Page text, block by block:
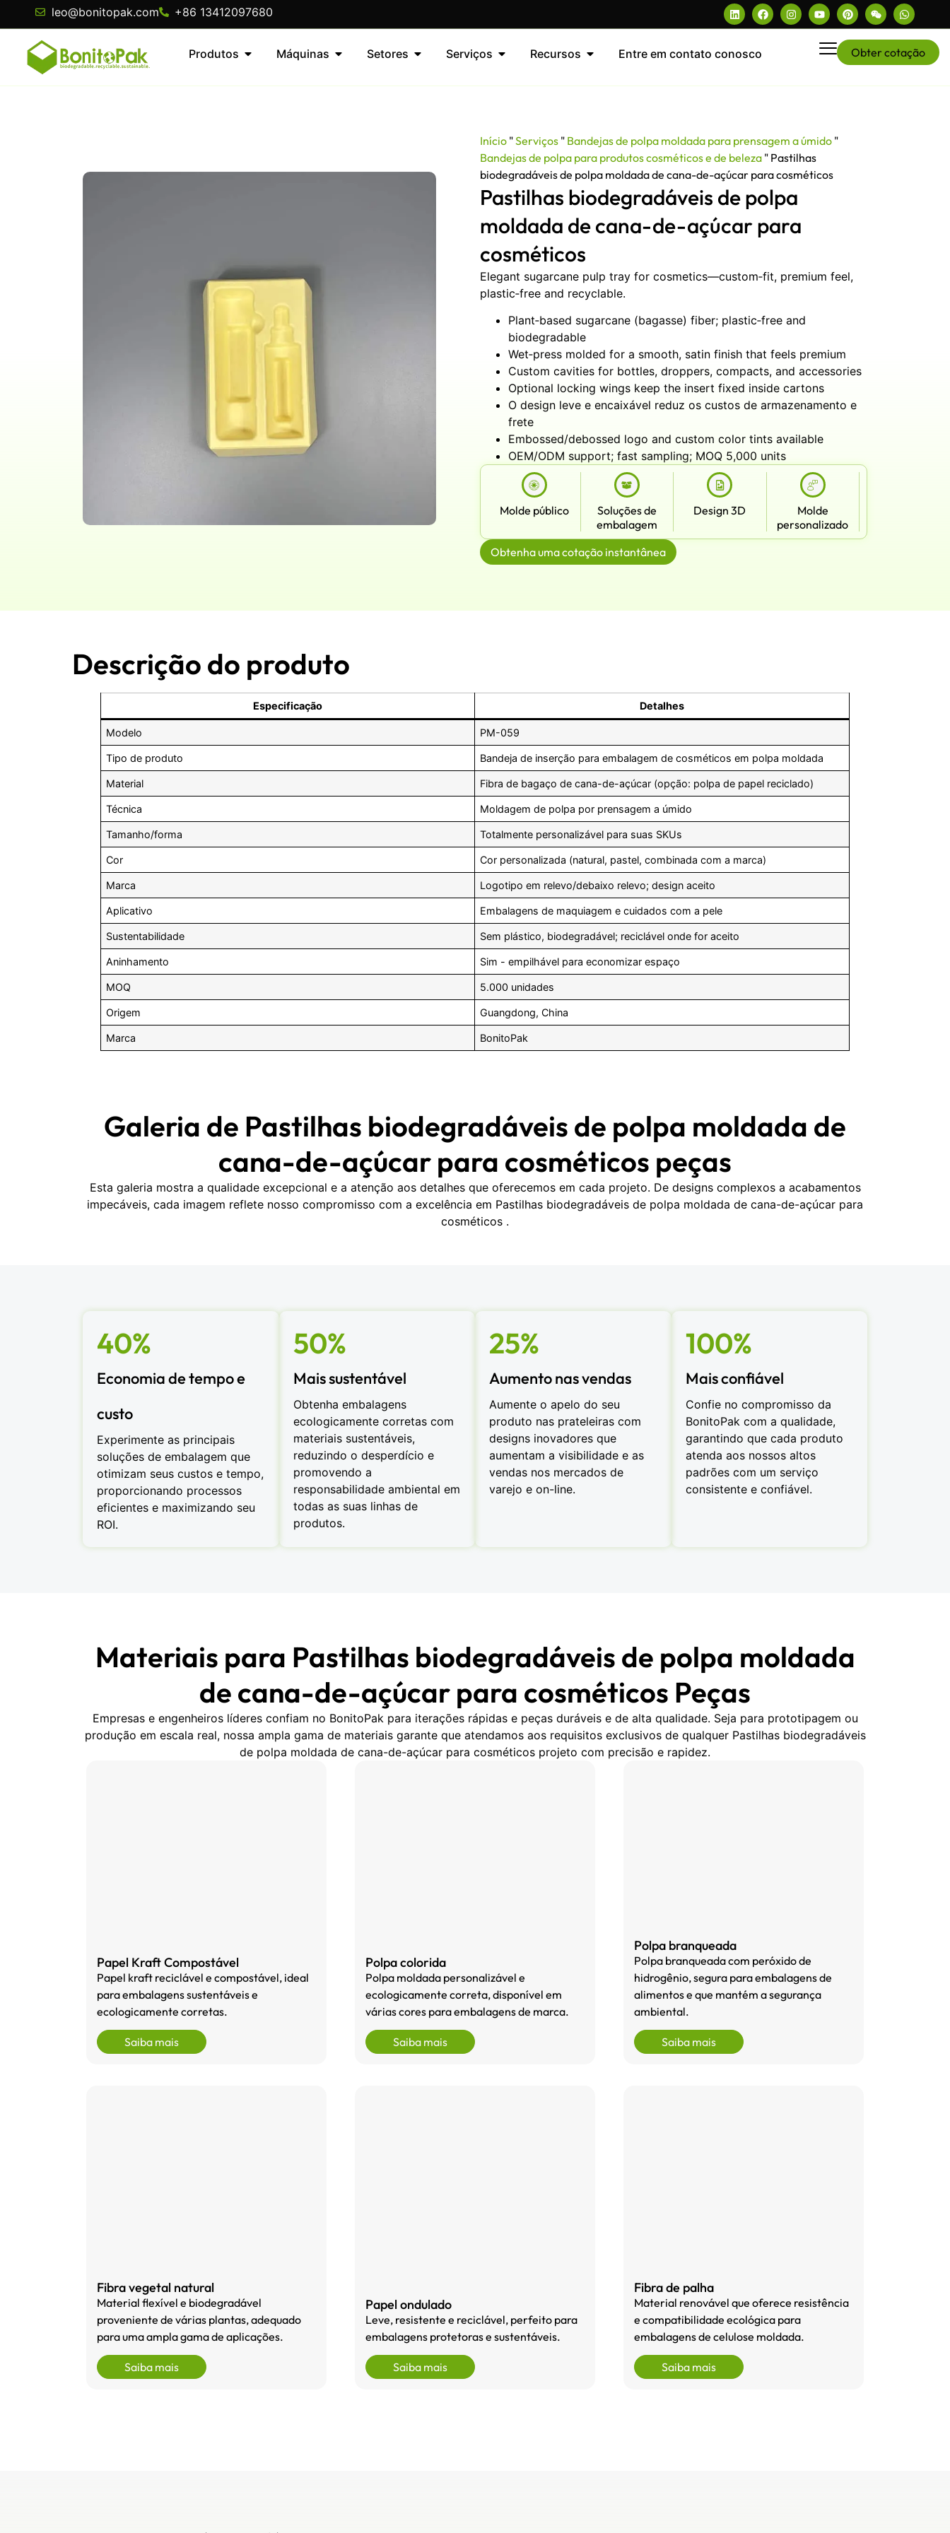
leo@bonitopak.com +86 13412097680
Produtos Máquinas Setores Serviços Recursos Entre em contato conosco Obter cotação
Início "Serviços " Bandejas de polpa moldada para prensagem a úmido "
Bandejas de polpa para produtos cosméticos e de beleza " Pastilhas
biodegradáveis de polpa moldada de cana-de-açúcar para cosméticos
Pastilhas biodegradáveis de polpa
moldada de cana-de-açúcar para
cosméticos
Elegant sugarcane pulp tray for cosmetics—custom‑fit, premium feel,
plastic‑free and recyclable.
Plant‑based sugarcane (bagasse) fiber; plastic‑free and
biodegradable
Wet‑press molded for a smooth, satin finish that feels premium
Custom cavities for bottles, droppers, compacts, and accessories
Optional locking wings keep the insert fixed inside cartons
O design leve e encaixável reduz os custos de armazenamento e
frete
Embossed/debossed logo and custom color tints available
OEM/ODM support; fast sampling; MOQ 5,000 units
Molde público
Soluções de
embalagem
Design 3D
Molde
personalizado
Obtenha uma cotação instantânea
Descrição do produto
Especificação Detalhes
Modelo PM-059
Tipo de produto Bandeja de inserção para embalagem de cosméticos em polpa moldada
Material Fibra de bagaço de cana-de-açúcar (opção: polpa de papel reciclado)
Técnica Moldagem de polpa por prensagem a úmido
Tamanho/forma Totalmente personalizável para suas SKUs
Cor Cor personalizada (natural, pastel, combinada com a marca)
Marca Logotipo em relevo/debaixo relevo; design aceito
Aplicativo Embalagens de maquiagem e cuidados com a pele
Sustentabilidade Sem plástico, biodegradável; reciclável onde for aceito
Aninhamento Sim - empilhável para economizar espaço
MOQ 5.000 unidades
Origem Guangdong, China
Marca BonitoPak
Galeria de Pastilhas biodegradáveis de polpa moldada de
cana-de-açúcar para cosméticos peças
Esta galeria mostra a qualidade excepcional e a atenção aos detalhes que oferecemos em cada projeto. De designs complexos a acabamentos
impecáveis, cada imagem reflete nosso compromisso com a excelência em Pastilhas biodegradáveis de polpa moldada de cana-de-açúcar para
cosméticos .
40%
Economia de tempo e
custo
Experimente as principais
soluções de embalagem que
otimizam seus custos e tempo,
proporcionando processos
eficientes e maximizando seu
ROI.
50%
Mais sustentável
Obtenha embalagens
ecologicamente corretas com
materiais sustentáveis,
reduzindo o desperdício e
promovendo a
responsabilidade ambiental em
todas as suas linhas de
produtos.
25%
Aumento nas vendas
Aumente o apelo do seu
produto nas prateleiras com
designs inovadores que
aumentam a visibilidade e as
vendas nos mercados de
varejo e on-line.
100%
Mais confiável
Confie no compromisso da
BonitoPak com a qualidade,
garantindo que cada produto
atenda aos nossos altos
padrões com um serviço
consistente e confiável.
Materiais para Pastilhas biodegradáveis de polpa moldada
de cana-de-açúcar para cosméticos Peças
Empresas e engenheiros líderes confiam no BonitoPak para iterações rápidas e peças duráveis e de alta qualidade. Seja para prototipagem ou
produção em escala real, nossa ampla gama de materiais garante que atendamos aos requisitos exclusivos de qualquer Pastilhas biodegradáveis
de polpa moldada de cana-de-açúcar para cosméticos projeto com precisão e rapidez.
Papel Kraft Compostável
Papel kraft reciclável e compostável, ideal
para embalagens sustentáveis e
ecologicamente corretas.
Saiba mais
Polpa colorida
Polpa moldada personalizável e
ecologicamente correta, disponível em
várias cores para embalagens de marca.
Saiba mais
Polpa branqueada
Polpa branqueada com peróxido de
hidrogênio, segura para embalagens de
alimentos e que mantém a segurança
ambiental.
Saiba mais
Fibra vegetal natural
Material flexível e biodegradável
proveniente de várias plantas, adequado
para uma ampla gama de aplicações.
Saiba mais
Papel ondulado
Leve, resistente e reciclável, perfeito para
embalagens protetoras e sustentáveis.
Saiba mais
Fibra de palha
Material renovável que oferece resistência
e compatibilidade ecológica para
embalagens de celulose moldada.
Saiba mais